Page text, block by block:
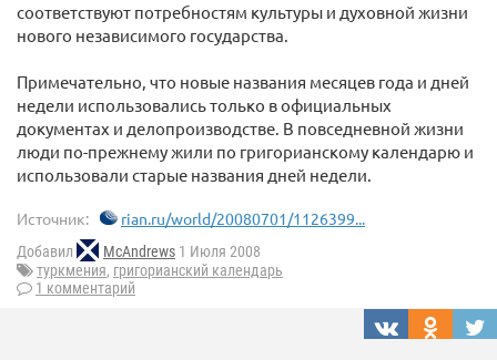
соответствуют потребностям культуры и духовной жизни
нового независимого государства.
Примечательно, что новые названия месяцев года и дней
недели использовались только в официальных
документах и делопроизводстве. В повседневной жизни
люди по-прежнему жили по григорианскому календарю и
использовали старые названия дней недели.
Источник: rian.ru/world/20080701/1126399...
Добавил McAndrews 1 Июля 2008
туркмения, григорианский календарь
1 комментарий